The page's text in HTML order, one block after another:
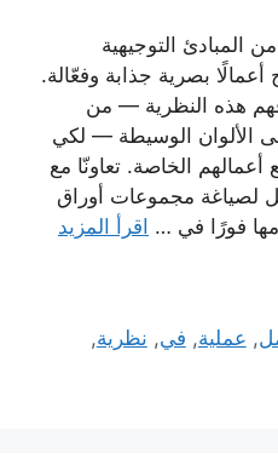
المبادئ التوجيهية
أعمالًا بصرية جذابة وفعّالة.
فهم هذه النظرية — من
إلى الألوان الوسيطة — لكي
الخاصة. تعاونّا مع
لصياغة مجموعات أوراق
فورًا في … اقرأ المزيد
, عملية, في, نظرية,